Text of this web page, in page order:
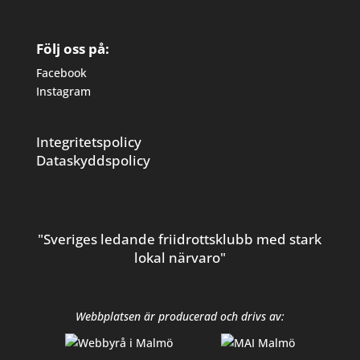
Följ oss på:
Facebook
Instagram
Integritetspolicy
Dataskyddspolicy
"Sveriges ledande friidrottsklubb med stark
lokal närvaro"
Webbplatsen är producerad och drivs av: